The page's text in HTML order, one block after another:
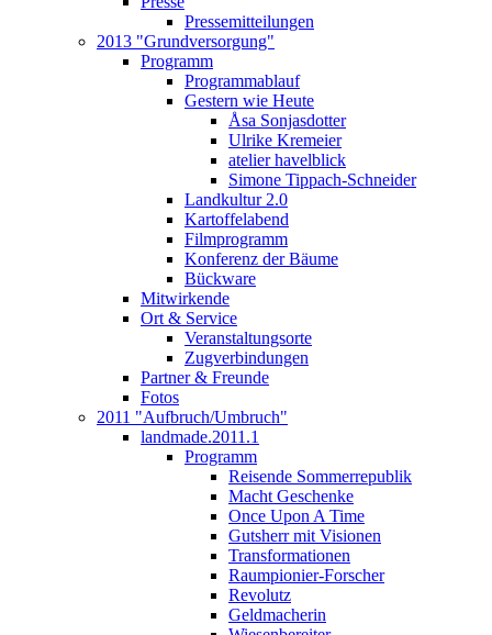
Pressemitteilungen
2013 "Grundversorgung"
Programm
Programmablauf
Gestern wie Heute
Åsa Sonjasdotter
Ulrike Kremeier
atelier havelblick
Simone Tippach-Schneider
Landkultur 2.0
Kartoffelabend
Filmprogramm
Konferenz der Bäume
Bückware
Mitwirkende
Ort & Service
Veranstaltungsorte
Zugverbindungen
Partner & Freunde
Fotos
2011 "Aufbruch/Umbruch"
landmade.2011.1
Programm
Reisende Sommerrepublik
Macht Geschenke
Once Upon A Time
Gutsherr mit Visionen
Transformationen
Raumpionier-Forscher
Revolutz
Geldmacherin